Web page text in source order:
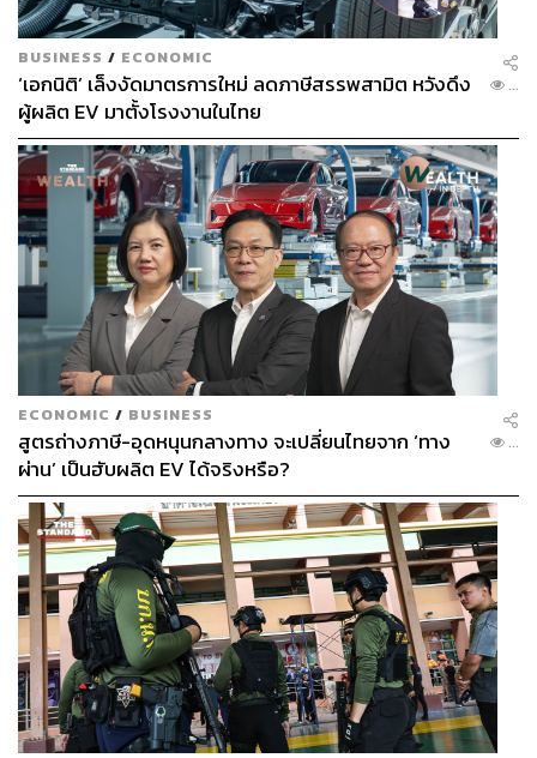
BUSINESS / ECONOMIC
‘เอกนิติ’ เล็งงัดมาตรการใหม่ ลดภาษีสรรพสามิต หวังดึง
ผู้ผลิต EV มาตั้งโรงงานในไทย
...
ECONOMIC / BUSINESS
สูตรถ่างภาษี-อุดหนุนกลางทาง จะเปลี่ยนไทยจาก ‘ทาง
ผ่าน’ เป็นฮับผลิต EV ได้จริงหรือ?
...